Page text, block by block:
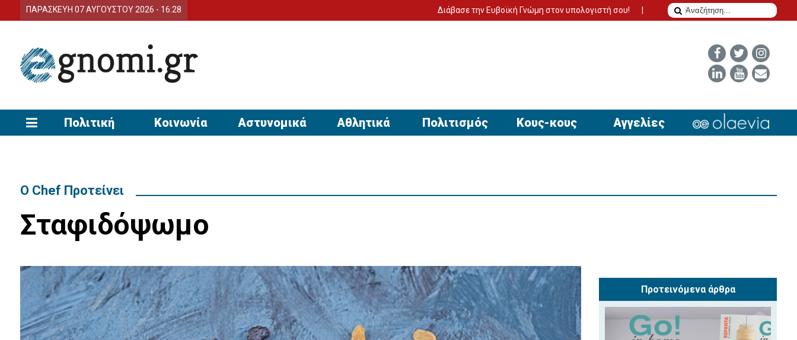
ΠΑΡΑΣΚΕΥΗ 07 ΑΥΓΟΥΣΤΟΥ 2026 - 16:28 Διάβασε την Ευβοϊκή Γνώμη στον υπολογιστή σου! Το δίδυμο της επιτυχίας για να έχει απήχηση η
Πολιτική Κοινωνία Αστυνομικά Αθλητικά Πολιτισμός Κους-κους Αγγελίες
Ο Chef Προτείνει
Σταφιδόψωμο
Προτεινόμενα άρθρα